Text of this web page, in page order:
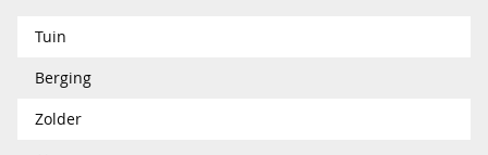
Tuin
Berging
Zolder